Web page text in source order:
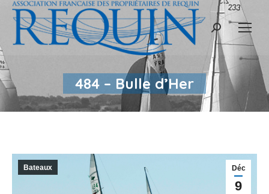
Recherche
484 – Bulle d’Her
Déc
9
Bateaux